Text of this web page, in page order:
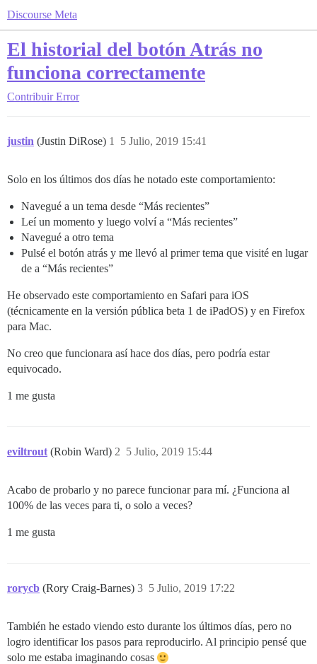
Discourse Meta
El historial del botón Atrás no
funciona correctamente
Contribuir Error
justin (Justin DiRose) 5 Julio, 2019 15:41
1
Solo en los últimos dos días he notado este comportamiento:
Navegué a un tema desde “Más recientes”
Leí un momento y luego volví a “Más recientes”
Navegué a otro tema
Pulsé el botón atrás y me llevó al primer tema que visité en lugar
de a “Más recientes”
He observado este comportamiento en Safari para iOS
(técnicamente en la versión pública beta 1 de iPadOS) y en Firefox
para Mac.
No creo que funcionara así hace dos días, pero podría estar
equivocado.
1 me gusta
eviltrout (Robin Ward) 5 Julio, 2019 15:44
2
Acabo de probarlo y no parece funcionar para mí. ¿Funciona al
100% de las veces para ti, o solo a veces?
1 me gusta
rorycb (Rory Craig-Barnes) 5 Julio, 2019 17:22
3
También he estado viendo esto durante los últimos días, pero no
logro identificar los pasos para reproducirlo. Al principio pensé que
solo me estaba imaginando cosas